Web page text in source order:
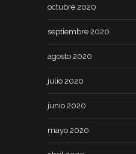
octubre 2020
septiembre 2020
agosto 2020
julio 2020
junio 2020
mayo 2020